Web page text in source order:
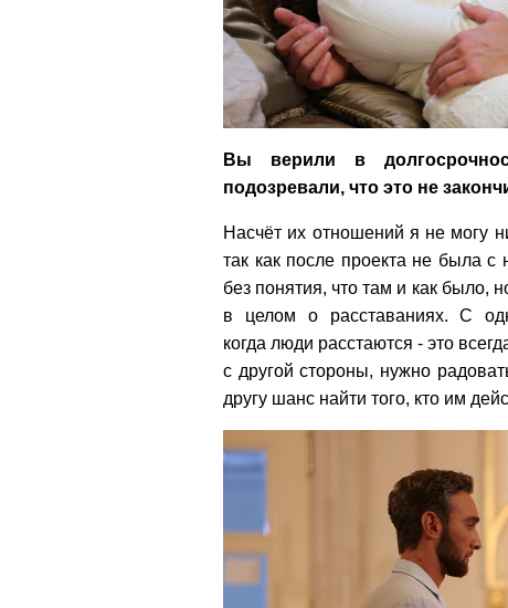
Вы верили в
подозревали, что это не
Насчёт их отношений я не могу
так как после проекта не была с
без понятия, что там и как было,
в целом о расставаниях. С
когда люди расстаются - это
с другой стороны, нужно
другу шанс найти того, кто им